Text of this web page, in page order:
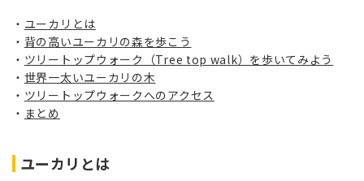
ユーカリとは
背の高いユーカリの森を歩こう
ツリートップウォーク（Tree top walk）を歩いてみよう
世界一太いユーカリの木
ツリートップウォークへのアクセス
まとめ
ユーカリとは